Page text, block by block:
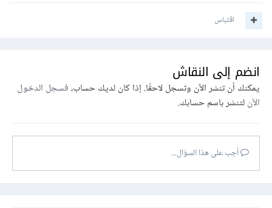
اقتباس
انضم إلى النقاش
يمكنك أن تنشر الآن وتسجل لاحقًا. إذا كان لديك حساب،فسجل الدخول
الآنلتنشر باسم حسابك.
أجب على هذا السؤال...